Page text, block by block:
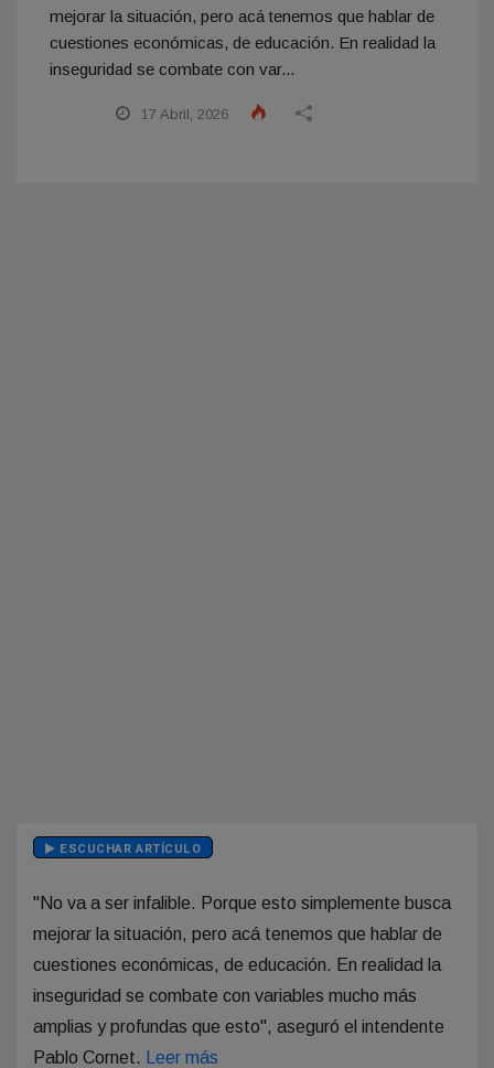
mejorar la situación, pero acá tenemos que hablar de
cuestiones económicas, de educación. En realidad la
inseguridad se combate con var...
17 Abril, 2026
ESCUCHAR ARTÍCULO
"No va a ser infalible. Porque esto simplemente busca
mejorar la situación, pero acá tenemos que hablar de
cuestiones económicas, de educación. En realidad la
inseguridad se combate con variables mucho más
amplias y profundas que esto", aseguró el intendente
Pablo Cornet.
Leer más